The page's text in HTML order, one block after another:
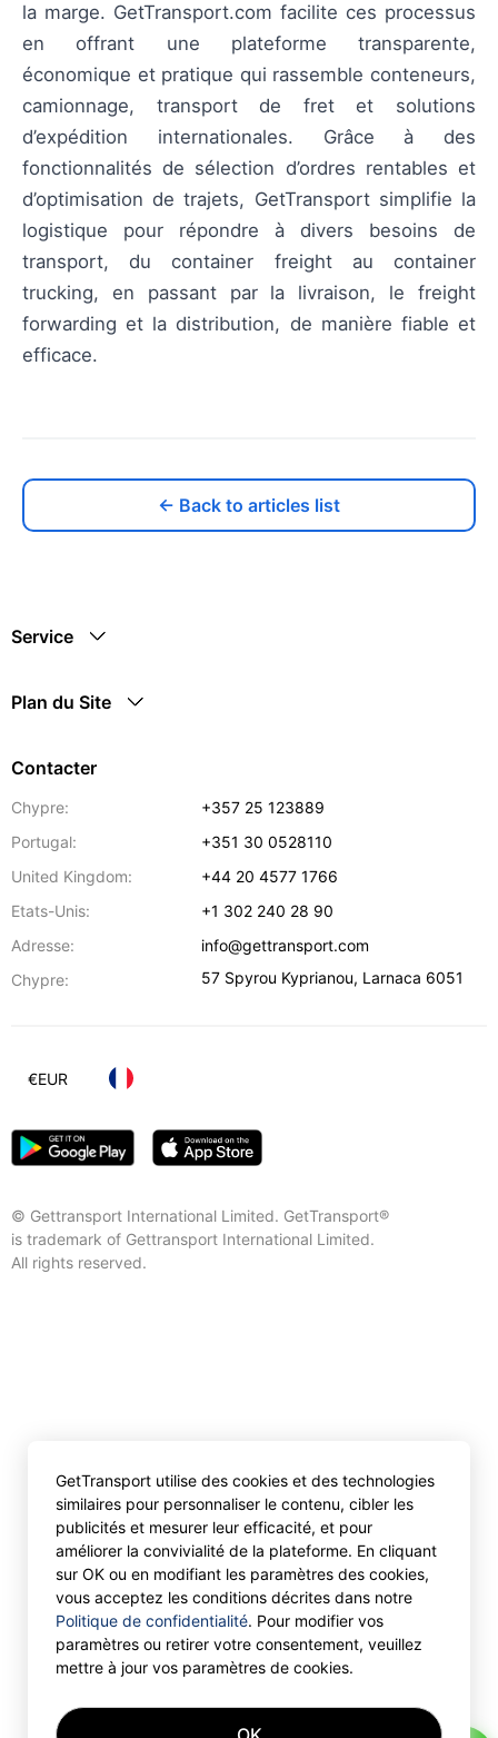
la marge. GetTransport.com facilite ces processus
en offrant une plateforme transparente,
économique et pratique qui rassemble conteneurs,
camionnage, transport de fret et solutions
d’expédition internationales. Grâce à des
fonctionnalités de sélection d’ordres rentables et
d’optimisation de trajets, GetTransport simplifie la
logistique pour répondre à divers besoins de
transport, du container freight au container
trucking, en passant par la livraison, le freight
forwarding et la distribution, de manière fiable et
efficace.
← Back to articles list
Service
Plan du Site
Contacter
Chypre:
+357 25 123889
Portugal:
+351 30 0528110
United Kingdom:
+44 20 4577 1766
Etats-Unis:
+1 302 240 28 90
Adresse:
info@gettransport.com
Chypre:
57 Spyrou Kyprianou, Larnaca 6051
© Gettransport International Limited. GetTransport®
is trademark of Gettransport International Limited.
All rights reserved.
€EUR
GetTransport utilise des cookies et des technologies
similaires pour personnaliser le contenu, cibler les
publicités et mesurer leur efficacité, et pour
améliorer la convivialité de la plateforme. En cliquant
sur OK ou en modifiant les paramètres des cookies,
vous acceptez les conditions décrites dans notre
Politique de confidentialité. Pour modifier vos
paramètres ou retirer votre consentement, veuillez
mettre à jour vos paramètres de cookies.